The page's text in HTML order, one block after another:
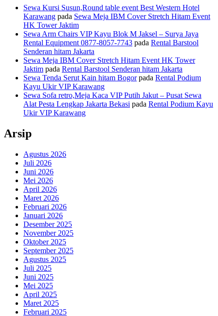
Sewa Kursi Susun,Round table event Best Western Hotel
Karawang pada Sewa Meja IBM Cover Stretch Hitam Event
HK Tower Jaktim
Sewa Arm Chairs VIP Kayu Blok M Jaksel – Surya Jaya
Rental Equipment 0877-8057-7743 pada Rental Barstool
Senderan hitam Jakarta
Sewa Meja IBM Cover Stretch Hitam Event HK Tower
Jaktim pada Rental Barstool Senderan hitam Jakarta
Sewa Tenda Serut Kain hitam Bogorpada Rental Podium
Kayu Ukir VIP Karawang
Sewa Sofa retro,Meja Kaca VIP Putih Jakut – Pusat Sewa
Alat Pesta Lengkap Jakarta Bekasi pada Rental Podium Kayu
Ukir VIP Karawang
Arsip
Agustus 2026
Juli 2026
Juni 2026
Mei 2026
April 2026
Maret 2026
Februari 2026
Januari 2026
Desember 2025
November 2025
Oktober 2025
September 2025
Agustus 2025
Juli 2025
Juni 2025
Mei 2025
April 2025
Maret 2025
Februari 2025